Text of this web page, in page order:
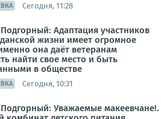
Сегодня, 11:28
Адаптация участников
жизни имеет огромное
она даёт ветеранам
найти свое место и быть
в обществе
Сегодня, 10:31
Уважаемые макеевчане!.